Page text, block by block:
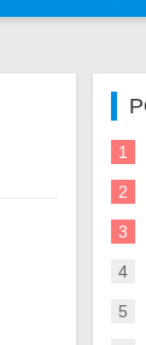
1
2
3
4
5